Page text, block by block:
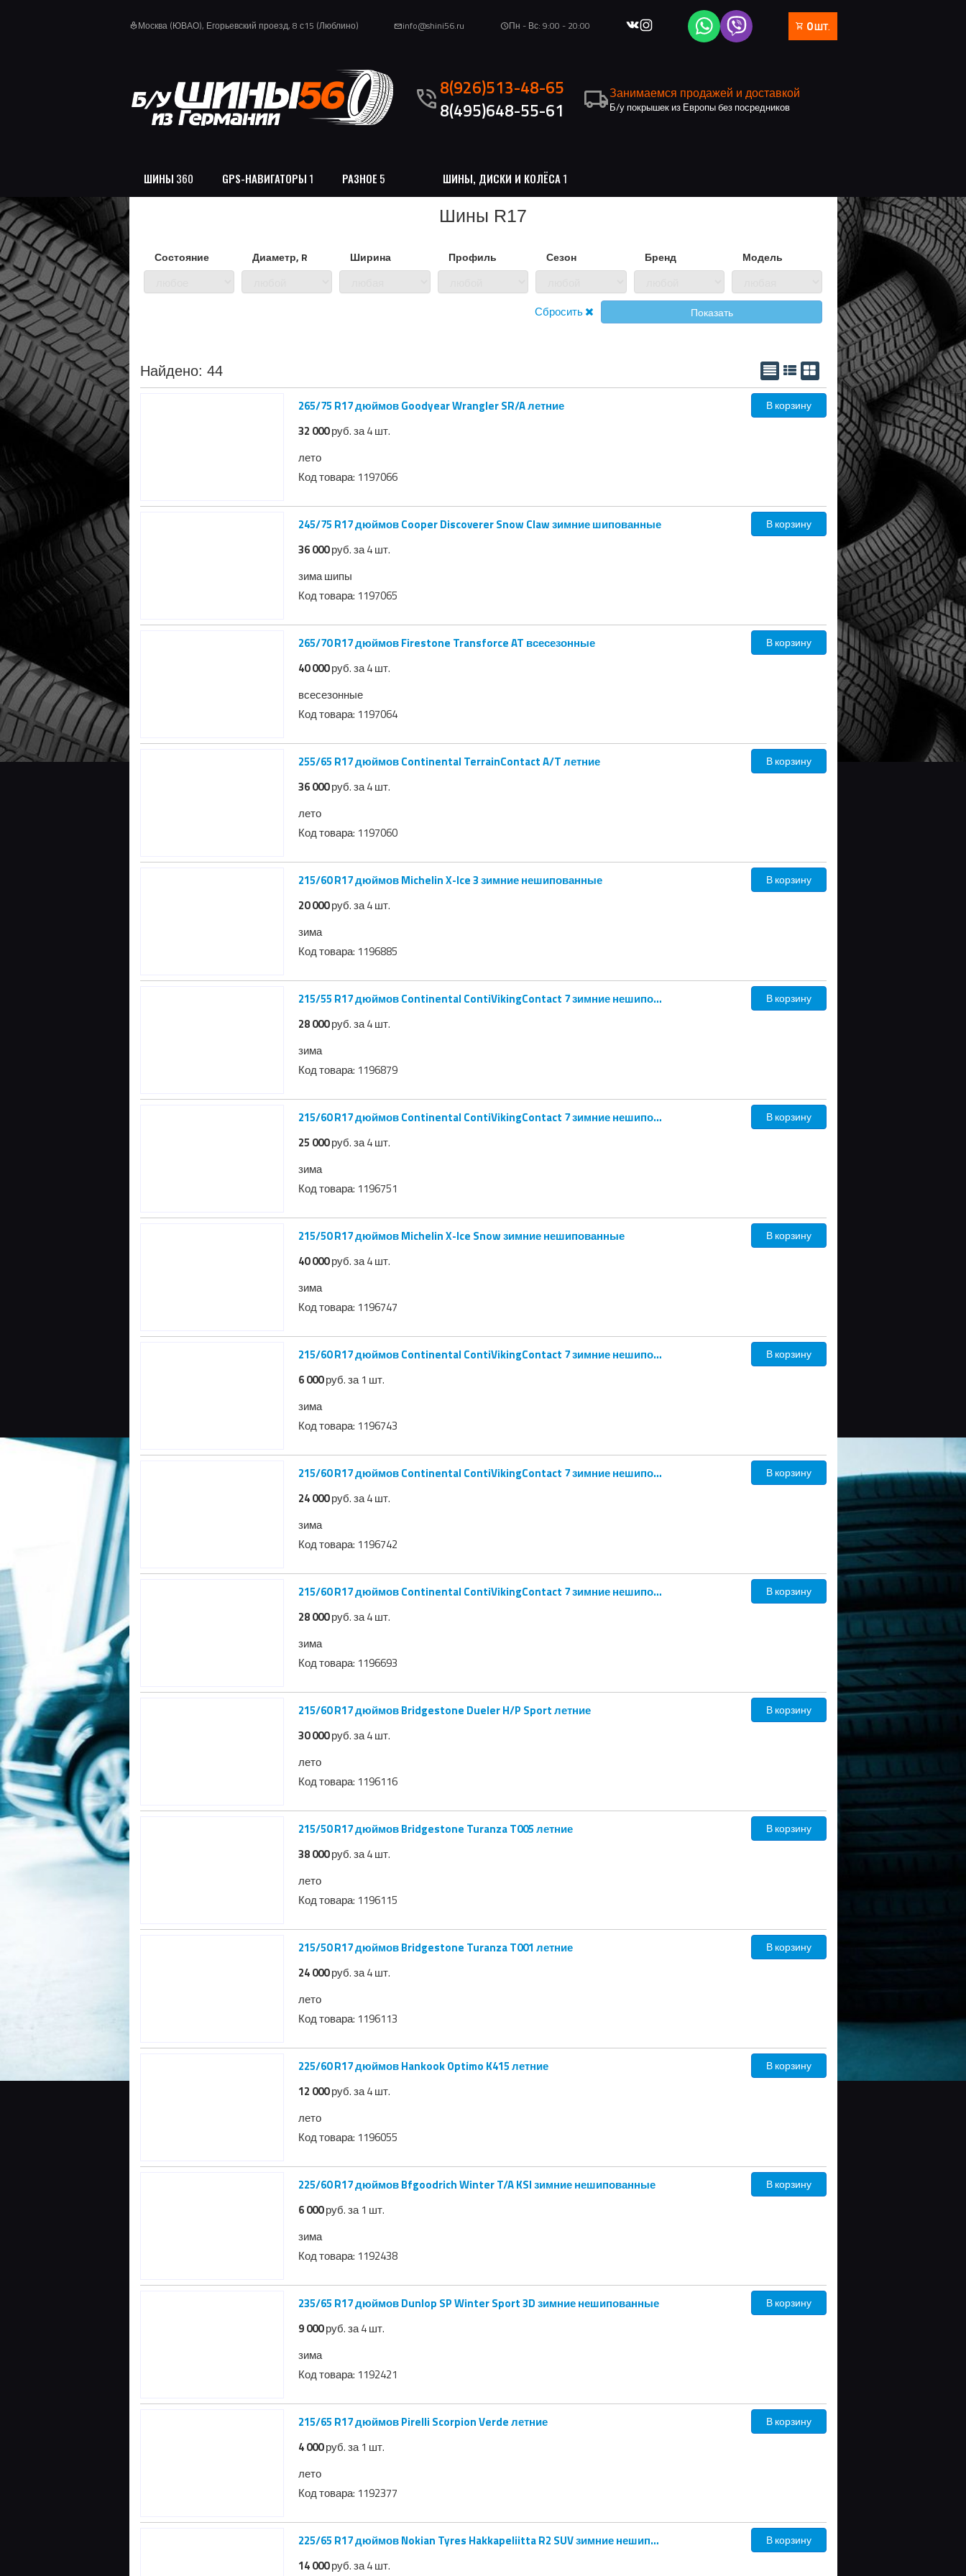
local_library Москва (ЮВАО), Егорьевский проезд, 8 с15 (Люблино) mailinfo@shini56.ru scheduleПн - Вс: 9:00 - 20:00 shopping_cart 0ШТ.
phone_in_talk8(926)513-48-65
8(495)648-55-61
local_shippingЗанимаемся продажей и доставкой
Б/у покрышек из Европы без посредников
ШИНЫ 360 GPS-НАВИГАТОРЫ 1 РАЗНОЕ 5 ШИНЫ, ДИСКИ И КОЛЁСА1
Шины R17
Состояние Диаметр, R Ширина Профиль Сезон Бренд Модель
Сбросить Показать
Найдено: 44
265/75 R17 дюймов Goodyear Wrangler SR/A летние
32 000руб. за 4 шт.
лето
Код товара: 1197066
В корзину
245/75 R17 дюймов Cooper Discoverer Snow Claw зимние шипованные
36 000руб. за 4 шт.
зима шипы
Код товара: 1197065
В корзину
265/70 R17 дюймов Firestone Transforce AT всесезонные
40 000руб. за 4 шт.
всесезонные
Код товара: 1197064
В корзину
255/65 R17 дюймов Continental TerrainContact A/T летние
36 000руб. за 4 шт.
лето
Код товара: 1197060
В корзину
215/60 R17 дюймов Michelin X-Ice 3 зимние нешипованные
20 000руб. за 4 шт.
зима
Код товара: 1196885
В корзину
215/55 R17 дюймов Continental ContiVikingContact 7 зимние нешипованные
28 000руб. за 4 шт.
зима
Код товара: 1196879
В корзину
215/60 R17 дюймов Continental ContiVikingContact 7 зимние нешипованные
25 000руб. за 4 шт.
зима
Код товара: 1196751
В корзину
215/50 R17 дюймов Michelin X-Ice Snow зимние нешипованные
40 000руб. за 4 шт.
зима
Код товара: 1196747
В корзину
215/60 R17 дюймов Continental ContiVikingContact 7 зимние нешипованные
6 000руб. за 1 шт.
зима
Код товара: 1196743
В корзину
215/60 R17 дюймов Continental ContiVikingContact 7 зимние нешипованные
24 000руб. за 4 шт.
зима
Код товара: 1196742
В корзину
215/60 R17 дюймов Continental ContiVikingContact 7 зимние нешипованные
28 000руб. за 4 шт.
зима
Код товара: 1196693
В корзину
215/60 R17 дюймов Bridgestone Dueler H/P Sport летние
30 000руб. за 4 шт.
лето
Код товара: 1196116
В корзину
215/50 R17 дюймов Bridgestone Turanza T005 летние
38 000руб. за 4 шт.
лето
Код товара: 1196115
В корзину
215/50 R17 дюймов Bridgestone Turanza T001 летние
24 000руб. за 4 шт.
лето
Код товара: 1196113
В корзину
225/60 R17 дюймов Hankook Optimo K415 летние
12 000руб. за 4 шт.
лето
Код товара: 1196055
В корзину
225/60 R17 дюймов Bfgoodrich Winter T/A KSI зимние нешипованные
6 000руб. за 1 шт.
зима
Код товара: 1192438
В корзину
235/65 R17 дюймов Dunlop SP Winter Sport 3D зимние нешипованные
9 000руб. за 4 шт.
зима
Код товара: 1192421
В корзину
215/65 R17 дюймов Pirelli Scorpion Verde летние
4 000руб. за 1 шт.
лето
Код товара: 1192377
В корзину
225/65 R17 дюймов Nokian Tyres Hakkapeliitta R2 SUV зимние нешипованные
14 000руб. за 4 шт.
В корзину